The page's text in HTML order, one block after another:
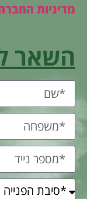
מדיניות
השאר